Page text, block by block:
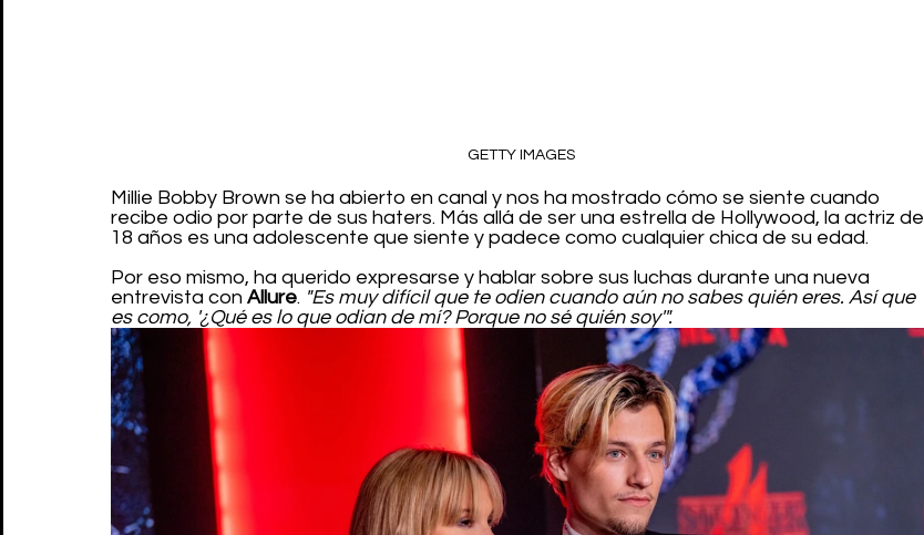
GETTY IMAGES
Millie Bobby Brown se ha abierto en canal y nos ha mostrado cómo se siente cuando
recibe odio por parte de sus haters. Más allá de ser una estrella de Hollywood, la actriz de
18 años es una adolescente que siente y padece como cualquier chica de su edad.
Por eso mismo, ha querido expresarse y hablar sobre sus luchas durante una nueva
entrevista con Allure. "Es muy difícil que te odien cuando aún no sabes quién eres. Así que
es como, '¿Qué es lo que odian de mí? Porque no sé quién soy'".